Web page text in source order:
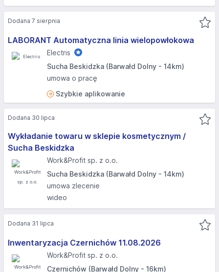
LABORANT Automatyczna linia wielopowłokowa
Electris
Sucha Beskidzka (Barwałd Dolny - 14km)
umowa o pracę
Szybkie aplikowanie
Dodana 7 sierpnia
Wykładanie towaru w sklepie kosmetycznym /
Sucha Beskidzka
Work&Profit sp. z o.o.
Sucha Beskidzka (Barwałd Dolny - 14km)
umowa zlecenie
wideo
Dodana 30 lipca
Inwentaryzacja Czernichów 11.08.2026​
Work&Profit sp. z o.o.
Czernichów (Barwałd Dolny - 16km)
Dodana 31 lipca